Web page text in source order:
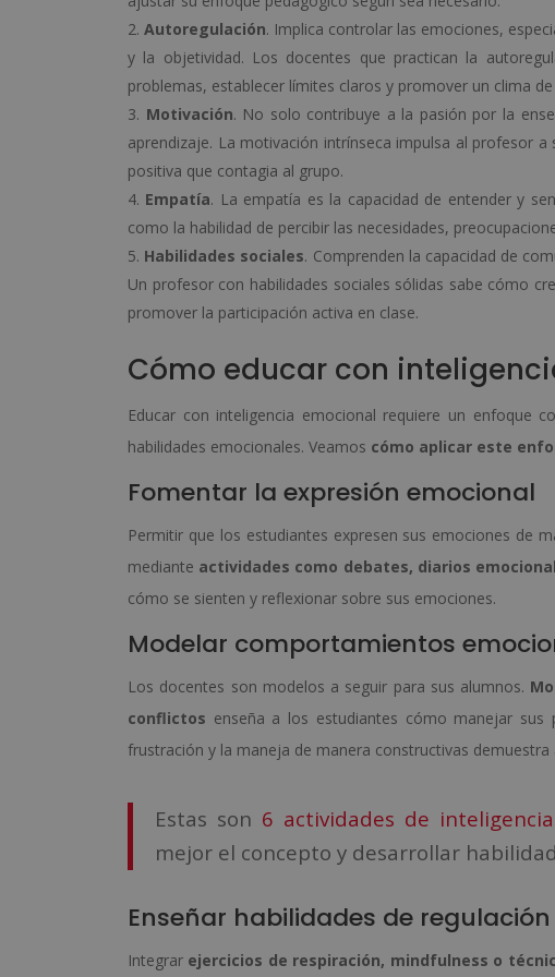
Autoregulación. Implica controlar las emociones,
y la objetividad. Los docentes que practican la
problemas, establecer límites claros y promover un clima
Motivación. No solo contribuye a la pasión por la
aprendizaje. La motivación intrínseca impulsa al profesor
positiva que contagia al grupo.
Empatía. La empatía es la capacidad de entender y
como la habilidad de percibir las necesidades,
Habilidades sociales. Comprenden la capacidad de
Un profesor con habilidades sociales sólidas sabe cómo
promover la participación activa en clase.
Cómo educar con
Educar con inteligencia emocional requiere un enfoque
habilidades emocionales. Veamos cómo aplicar este
Fomentar la expresión emocional
Permitir que los estudiantes expresen sus emociones de
mediante actividades como debates, diarios
cómo se sienten y reflexionar sobre sus emociones.
Modelar comportamientos
Los docentes son modelos a seguir para sus alumnos.
conflictos enseña a los estudiantes cómo manejar
frustración y la maneja de manera constructivas
Estas son 6 actividades de
mejor el concepto y desarrollar
Enseñar habilidades de
Integrar ejercicios de respiración, mindfulness o